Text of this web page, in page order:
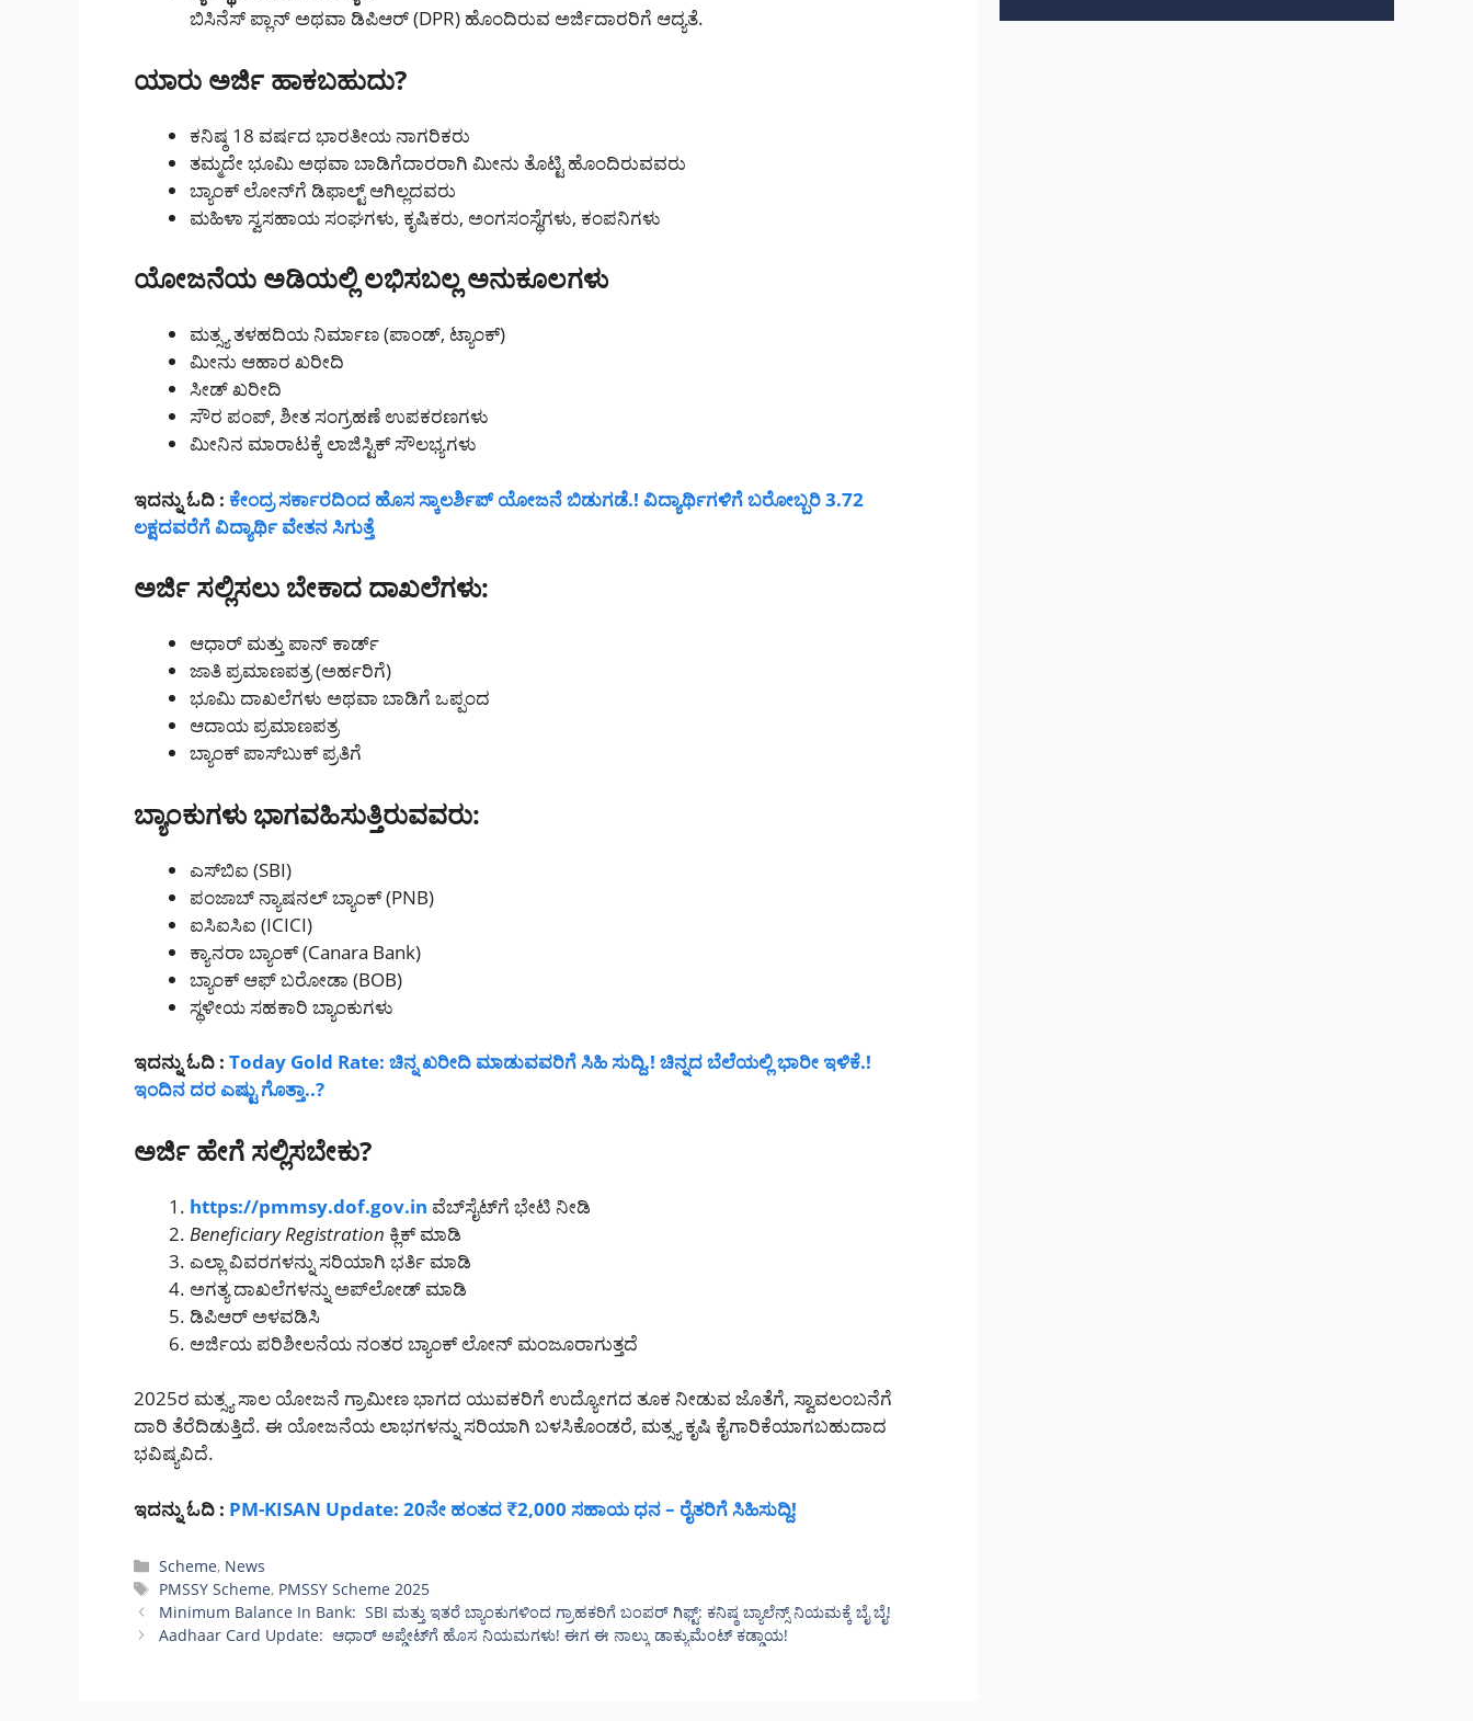
ಬಿಸಿನೆಸ್ ಪ್ಲಾನ್ ಅಥವಾ ಡಿಪಿಆರ್ (DPR) ಹೊಂದಿರುವ ಅರ್ಜಿದಾರರಿಗೆ ಆದ್ಯತೆ.
ಯಾರು ಅರ್ಜಿ ಹಾಕಬಹುದು?
ಕನಿಷ್ಠ 18 ವರ್ಷದ ಭಾರತೀಯ ನಾಗರಿಕರು
ತಮ್ಮದೇ ಭೂಮಿ ಅಥವಾ ಬಾಡಿಗೆದಾರರಾಗಿ ಮೀನು ತೊಟ್ಟಿ ಹೊಂದಿರುವವರು
ಬ್ಯಾಂಕ್ ಲೋನ್‌ಗೆ ಡಿಫಾಲ್ಟ್ ಆಗಿಲ್ಲದವರು
ಮಹಿಳಾ ಸ್ವಸಹಾಯ ಸಂಘಗಳು, ಕೃಷಿಕರು, ಅಂಗಸಂಸ್ಥೆಗಳು, ಕಂಪನಿಗಳು
ಯೋಜನೆಯ ಅಡಿಯಲ್ಲಿ ಲಭಿಸಬಲ್ಲ ಅನುಕೂಲಗಳು
ಮತ್ಸ್ಯ ತಳಹದಿಯ ನಿರ್ಮಾಣ (ಪಾಂಡ್, ಟ್ಯಾಂಕ್)
ಮೀನು ಆಹಾರ ಖರೀದಿ
ಸೀಡ್ ಖರೀದಿ
ಸೌರ ಪಂಪ್, ಶೀತ ಸಂಗ್ರಹಣೆ ಉಪಕರಣಗಳು
ಮೀನಿನ ಮಾರಾಟಕ್ಕೆ ಲಾಜಿಸ್ಟಿಕ್ ಸೌಲಭ್ಯಗಳು
ಇದನ್ನು ಓದಿ : ಕೇಂದ್ರ ಸರ್ಕಾರದಿಂದ ಹೊಸ ಸ್ಕಾಲರ್ಶಿಪ್ ಯೋಜನೆ ಬಿಡುಗಡೆ.! ವಿದ್ಯಾರ್ಥಿಗಳಿಗೆ ಬರೋಬ್ಬರಿ 3.72
ಲಕ್ಷದವರೆಗೆ ವಿದ್ಯಾರ್ಥಿ ವೇತನ ಸಿಗುತ್ತೆ
ಅರ್ಜಿ ಸಲ್ಲಿಸಲು ಬೇಕಾದ ದಾಖಲೆಗಳು:
ಆಧಾರ್ ಮತ್ತು ಪಾನ್ ಕಾರ್ಡ್
ಜಾತಿ ಪ್ರಮಾಣಪತ್ರ (ಅರ್ಹರಿಗೆ)
ಭೂಮಿ ದಾಖಲೆಗಳು ಅಥವಾ ಬಾಡಿಗೆ ಒಪ್ಪಂದ
ಆದಾಯ ಪ್ರಮಾಣಪತ್ರ
ಬ್ಯಾಂಕ್ ಪಾಸ್‌ಬುಕ್ ಪ್ರತಿಗೆ
ಬ್ಯಾಂಕುಗಳು ಭಾಗವಹಿಸುತ್ತಿರುವವರು:
ಎಸ್‌ಬಿಐ (SBI)
ಪಂಜಾಬ್ ನ್ಯಾಷನಲ್ ಬ್ಯಾಂಕ್ (PNB)
ಐಸಿಐಸಿಐ (ICICI)
ಕ್ಯಾನರಾ ಬ್ಯಾಂಕ್ (Canara Bank)
ಬ್ಯಾಂಕ್ ಆಫ್ ಬರೋಡಾ (BOB)
ಸ್ಥಳೀಯ ಸಹಕಾರಿ ಬ್ಯಾಂಕುಗಳು
ಇದನ್ನು ಓದಿ : Today Gold Rate: ಚಿನ್ನ ಖರೀದಿ ಮಾಡುವವರಿಗೆ ಸಿಹಿ ಸುದ್ದಿ.! ಚಿನ್ನದ ಬೆಲೆಯಲ್ಲಿ ಭಾರೀ ಇಳಿಕೆ.!
ಇಂದಿನ ದರ ಎಷ್ಟು ಗೊತ್ತಾ..?
ಅರ್ಜಿ ಹೇಗೆ ಸಲ್ಲಿಸಬೇಕು?
https://pmmsy.dof.gov.in ವೆಬ್‌ಸೈಟ್‌ಗೆ ಭೇಟಿ ನೀಡಿ
Beneficiary Registration ಕ್ಲಿಕ್ ಮಾಡಿ
ಎಲ್ಲಾ ವಿವರಗಳನ್ನು ಸರಿಯಾಗಿ ಭರ್ತಿ ಮಾಡಿ
ಅಗತ್ಯ ದಾಖಲೆಗಳನ್ನು ಅಪ್‌ಲೋಡ್ ಮಾಡಿ
ಡಿಪಿಆರ್ ಅಳವಡಿಸಿ
ಅರ್ಜಿಯ ಪರಿಶೀಲನೆಯ ನಂತರ ಬ್ಯಾಂಕ್ ಲೋನ್ ಮಂಜೂರಾಗುತ್ತದೆ
2025ರ ಮತ್ಸ್ಯ ಸಾಲ ಯೋಜನೆ ಗ್ರಾಮೀಣ ಭಾಗದ ಯುವಕರಿಗೆ ಉದ್ಯೋಗದ ತೂಕ ನೀಡುವ ಜೊತೆಗೆ, ಸ್ವಾವಲಂಬನೆಗೆ
ದಾರಿ ತೆರೆದಿಡುತ್ತಿದೆ. ಈ ಯೋಜನೆಯ ಲಾಭಗಳನ್ನು ಸರಿಯಾಗಿ ಬಳಸಿಕೊಂಡರೆ, ಮತ್ಸ್ಯ ಕೃಷಿ ಕೈಗಾರಿಕೆಯಾಗಬಹುದಾದ
ಭವಿಷ್ಯವಿದೆ.
ಇದನ್ನು ಓದಿ : PM-KISAN Update: 20ನೇ ಹಂತದ ₹2,000 ಸಹಾಯ ಧನ – ರೈತರಿಗೆ ಸಿಹಿಸುದ್ದಿ!
Categories
Scheme, News
Tags
PMSSY Scheme, PMSSY Scheme 2025
Minimum Balance In Bank: SBI ಮತ್ತು ಇತರೆ ಬ್ಯಾಂಕುಗಳಿಂದ ಗ್ರಾಹಕರಿಗೆ ಬಂಪರ್ ಗಿಫ್ಟ್: ಕನಿಷ್ಠ ಬ್ಯಾಲೆನ್ಸ್ ನಿಯಮಕ್ಕೆ ಬೈ ಬೈ!
Aadhaar Card Update: ಆಧಾರ್ ಅಪ್ಡೇಟ್‌ಗೆ ಹೊಸ ನಿಯಮಗಳು! ಈಗ ಈ ನಾಲ್ಕು ಡಾಕ್ಯುಮೆಂಟ್ ಕಡ್ಡಾಯ!